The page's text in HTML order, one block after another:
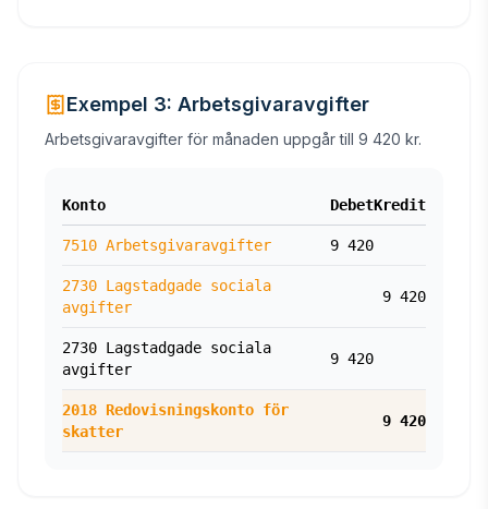
Exempel 3: Arbetsgivaravgifter
Arbetsgivaravgifter för månaden uppgår till 9 420 kr.
Konto DebetKredit
7510 Arbetsgivaravgifter 9 420
2730 Lagstadgade sociala
avgifter
9 420
2730 Lagstadgade sociala
avgifter
9 420
2018 Redovisningskonto för
skatter
9 420